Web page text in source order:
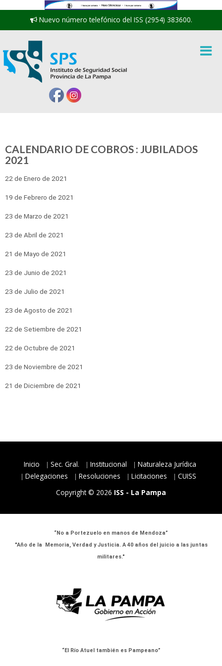
Nuevo número telefónico del ISS (2954) 383600.
CALENDARIO DE COBROS : JUBILADOS
2021
22 de Enero de 2021
19 de Febrero de 2021
23 de Marzo de 2021
23 de Abril de 2021
21 de Mayo de 2021
23 de Junio de 2021
23 de Julio de 2021
23 de Agosto de 2021
22 de Setiembre de 2021
22 de Octubre de 2021
23 de Noviembre de 2021
21 de Diciembre de 2021
Inicio Sec. Gral. Institucional
Naturaleza Jurídica
Delegaciones
Resoluciones Licitaciones
CUISS
Copyright © 2026 ISS - La Pampa
“No a Portezuelo en manos de Mendoza”
"Año de la Memoria, Verdad y Justicia. A 40 años del juicio a las juntas
militares."
“El Río Atuel también es Pampeano”